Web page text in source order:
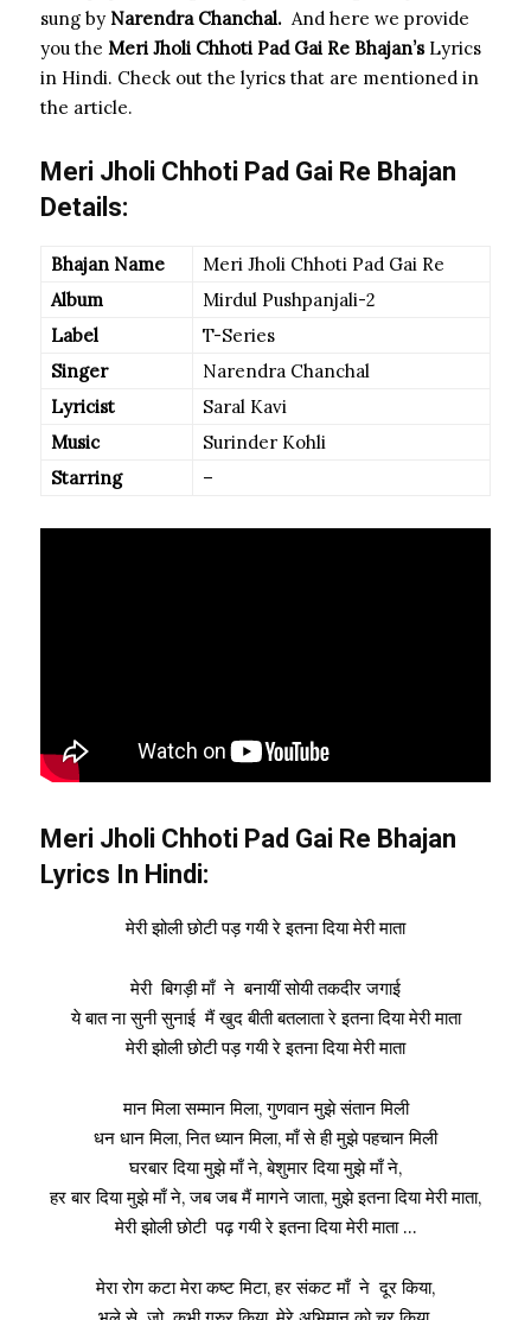
sung by Narendra Chanchal. And here we provide
you the Meri Jholi Chhoti Pad Gai Re Bhajan’sLyrics
in Hindi. Check out the lyrics that are mentioned in
the article.
Meri Jholi Chhoti Pad Gai Re Bhajan
Details:
Bhajan Name
Meri Jholi Chhoti Pad Gai Re
Album
Mirdul Pushpanjali-2
Label
T-Series
Singer
Narendra Chanchal
Lyricist
Saral Kavi
Music
Surinder Kohli
Starring
–
Meri Jholi Chhoti Pad Gai Re Bhajan
Lyrics In Hindi:
मेरी झोली छोटी पड़ गयी रे इतना दिया मेरी माता
मेरी बिगड़ी माँ ने बनायीं सोयी तकदीर जगाई
ये बात ना सुनी सुनाई मैं खुद बीती बतलाता रे इतना दिया मेरी माता
मेरी झोली छोटी पड़ गयी रे इतना दिया मेरी माता
मान मिला सम्मान मिला, गुणवान मुझे संतान मिली
धन धान मिला, नित ध्यान मिला, माँ से ही मुझे पहचान मिली
घरबार दिया मुझे माँ ने, बेशुमार दिया मुझे माँ ने,
हर बार दिया मुझे माँ ने, जब जब मैं मागने जाता, मुझे इतना दिया मेरी माता,
मेरी झोली छोटी पढ़ गयी रे इतना दिया मेरी माता …
मेरा रोग कटा मेरा कष्ट मिटा, हर संकट माँ ने दूर किया,